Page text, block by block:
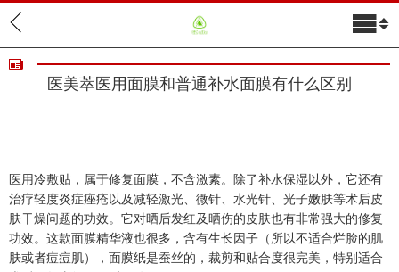
关于我们
产品展示
医美萃医用面膜和普通补水面膜有什么区别
医用冷敷贴，属于修复面膜，不含激素。除了补水保湿以外，它还有
治疗轻度炎症痤疮以及减轻激光、微针、水光针、光子嫩肤等术后皮
肤干燥问题的功效。它对晒后发红及晒伤的皮肤也有非常强大的修复
功效。这款面膜精华液也很多，含有生长因子（所以不适合烂脸的肌
肤或者痘痘肌），面膜纸是蚕丝的，裁剪和贴合度很完美，特别适合